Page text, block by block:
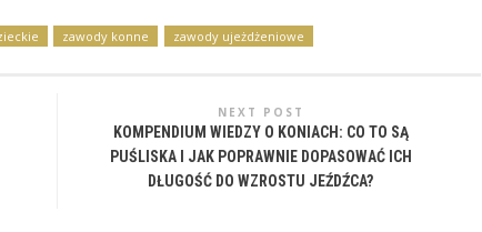
zawody konne zawody ujeżdżeniowe
NEXT POST
KOMPENDIUM WIEDZY O KONIACH: CO TO SĄ
PUŚLISKA I JAK POPRAWNIE DOPASOWAĆ ICH
DŁUGOŚĆ DO WZROSTU JEŹDŹCA?